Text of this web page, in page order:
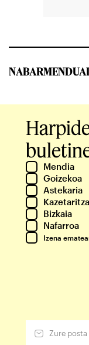
Mendia
Goizekoa
Astekaria
Kazetaritza
Bizkaia
Nafarroa
Izena